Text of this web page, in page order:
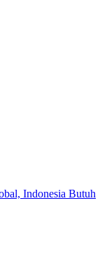
Indonesia Butuh